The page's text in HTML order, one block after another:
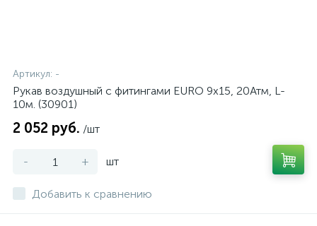
Артикул: -
Рукав воздушный с фитингами EURO 9х15, 20Атм, L-
10м. (30901)
2 052 руб. /шт
- + шт
Добавить к сравнению